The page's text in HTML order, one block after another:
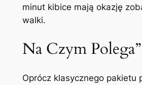
minut kibice mają okazję
walki.
Na Czym
Oprócz klasycznego pakietu